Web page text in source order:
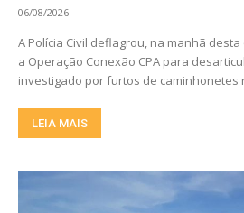
06/08/2026
A Polícia Civil deflagrou, na manhã
a Operação Conexão CPA para
investigado por furtos de caminhonetes
LEIA MAIS